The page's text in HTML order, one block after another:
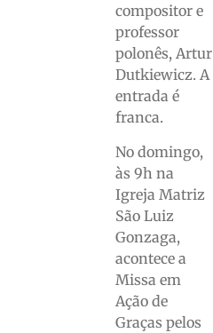
compositor e
professor
polonês, Artur
Dutkiewicz. A
entrada é
franca.
No domingo,
às 9h na
Igreja Matriz
São Luiz
Gonzaga,
acontece a
Missa em
Ação de
Graças pelos